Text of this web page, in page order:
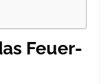
Feuer-